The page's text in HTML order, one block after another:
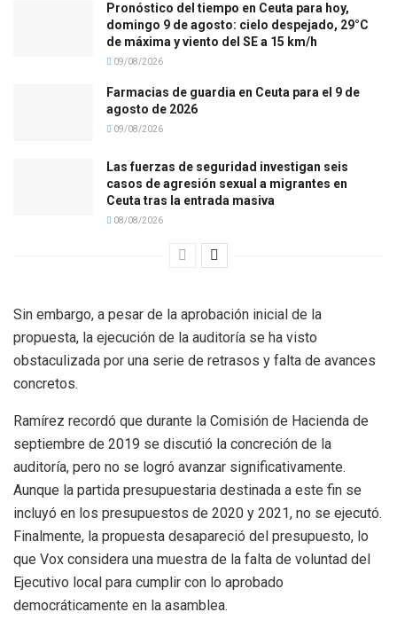
Pronóstico del tiempo en Ceuta para hoy,
domingo 9 de agosto: cielo despejado, 29°C
de máxima y viento del SE a 15 km/h
09/08/2026
Farmacias de guardia en Ceuta para el 9 de
agosto de 2026
09/08/2026
Las fuerzas de seguridad investigan seis
casos de agresión sexual a migrantes en
Ceuta tras la entrada masiva
08/08/2026
Sin embargo, a pesar de la aprobación inicial de la
propuesta, la ejecución de la auditoría se ha visto
obstaculizada por una serie de retrasos y falta de avances
concretos.
Ramírez recordó que durante la Comisión de Hacienda de
septiembre de 2019 se discutió la concreción de la
auditoría, pero no se logró avanzar significativamente.
Aunque la partida presupuestaria destinada a este fin se
incluyó en los presupuestos de 2020 y 2021, no se ejecutó.
Finalmente, la propuesta desapareció del presupuesto, lo
que Vox considera una muestra de la falta de voluntad del
Ejecutivo local para cumplir con lo aprobado
democráticamente en la asamblea.